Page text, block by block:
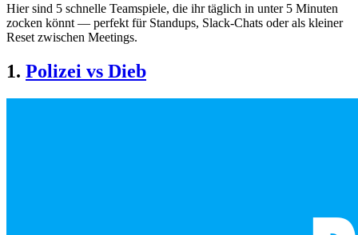
Hier sind 5 schnelle Teamspiele, die ihr täglich in unter 5 Minuten
zocken könnt — perfekt für Standups, Slack-Chats oder als kleiner
Reset zwischen Meetings.
1. Polizei vs Dieb